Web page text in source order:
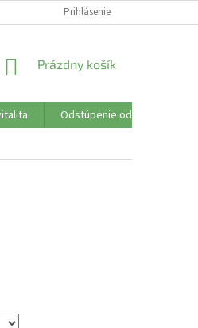
DOPRAVA PLATBA
Prihlásenie
NÁKUPNÝ
Prázdny košík
Odstúpenie od zmluvy